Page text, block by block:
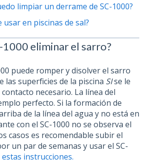
limpiar un derrame de SC-1000?
usar en piscinas de sal?
1000 eliminar el sarro?
puede romper y disolver el sarro
las superficies de la piscina SIse le
necesario. La línea del
perfecto. Si la formación de
de la línea del agua y no está en
con el SC-1000 no se observa el
casos es recomendable subir el
un par de semanas y usar el SC-
estas instrucciones.